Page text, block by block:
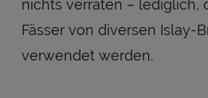
nichts verraten – lediglich,
Fässer von diversen Islay-
verwendet werden.